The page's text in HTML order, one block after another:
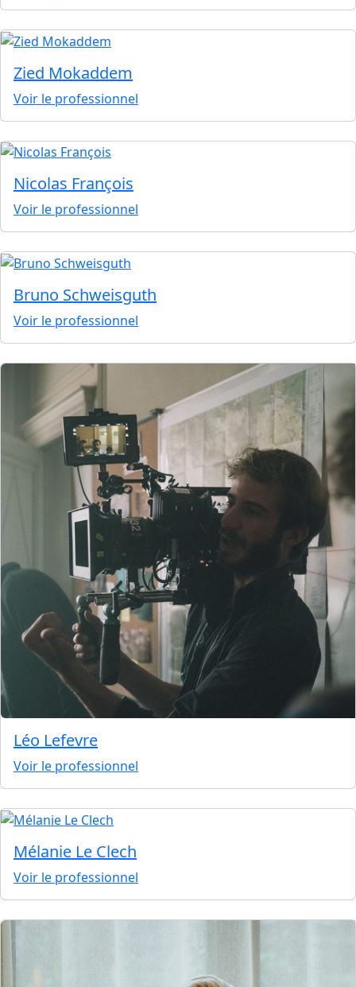
Zied Mokaddem
Voir le professionnel
Nicolas François
Voir le professionnel
Bruno Schweisguth
Voir le professionnel
Léo Lefevre
Voir le professionnel
Mélanie Le Clech
Voir le professionnel